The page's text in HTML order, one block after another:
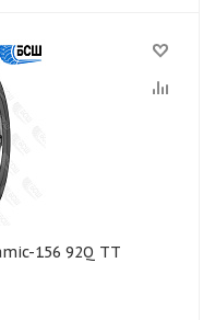
156 92Q TT